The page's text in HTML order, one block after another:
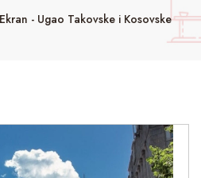
- Ugao Takovske i Kosovske